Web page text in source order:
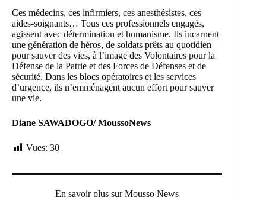
Ces médecins, ces infirmiers, ces anesthésistes, ces
aides-soignants… Tous ces professionnels engagés,
agissent avec détermination et humanisme. Ils incarnent
une génération de héros, de soldats prêts au quotidien
pour sauver des vies, à l’image des Volontaires pour la
Défense de la Patrie et des Forces de Défenses et de
sécurité. Dans les blocs opératoires et les services
d’urgence, ils n’emménagent aucun effort pour sauver
une vie.
Diane SAWADOGO/ MoussoNews
Vues: 30
En savoir plus sur Mousso News